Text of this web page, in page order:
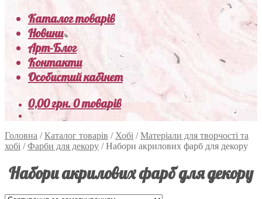
Каталог товарів
Новини
Арт-Блог
Контакти
Особистий кабінет
0,00грн.0 товарів
Головна /Каталог товарів / Хобі /Матеріали для творчості та
хобі /Фарби для декору /Набори акрилових фарб для декору
Набори акрилових фарб для декору